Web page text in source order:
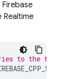
Firebase
Realtime
to the